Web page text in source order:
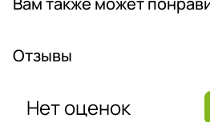
Отзывы
Нет оценок